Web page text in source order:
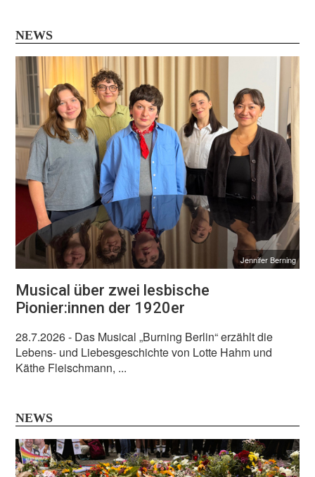
NEWS
Jennifer Berning
Musical über zwei lesbische
Pionier:innen der 1920er
28.7.2026- Das Musical „Burning Berlin“ erzählt die
Lebens- und Liebesgeschichte von Lotte Hahm und
Käthe Fleischmann, ...
NEWS